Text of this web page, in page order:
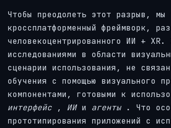
Чтобы преодолеть этот разрыв, мы
кроссплатформенный фреймворк,
человекоцентрированного ИИ +
исследованиями в области
сценарии использования, не
обучения с помощью визуального
компонентами, готовыми к
интерфейс , ИИи агенты. Что
прототипирования приложений с